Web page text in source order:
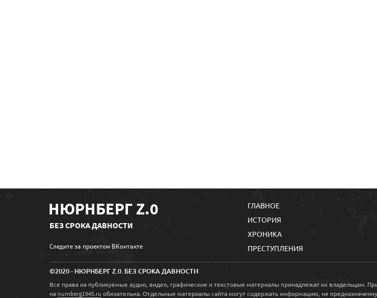
НЮРНБЕРГ Z.0
БЕЗ СРОКА ДАВНОСТИ
Следите за проектом ВКонтакте
ГЛАВНОЕ
ИСТОРИЯ
ХРОНИКА
ПРЕСТУПЛЕНИЯ
©2020 - НЮРНБЕРГ Z.0. БЕЗ СРОКА ДАВНОСТИ
Все права на публикуемые аудио, видео, графические и текстовые материалы принадлежат их владельцам.
на nurnberg1945.ru обязательна. Отдельные материалы сайта могут содержать информацию, не